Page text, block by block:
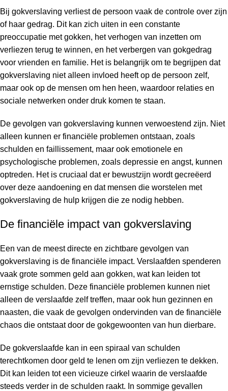
Bij gokverslaving verliest de persoon vaak de controle over zijn
of haar gedrag. Dit kan zich uiten in een constante
preoccupatie met gokken, het verhogen van inzetten om
verliezen terug te winnen, en het verbergen van gokgedrag
voor vrienden en familie. Het is belangrijk om te begrijpen dat
gokverslaving niet alleen invloed heeft op de persoon zelf,
maar ook op de mensen om hen heen, waardoor relaties en
sociale netwerken onder druk komen te staan.
De gevolgen van gokverslaving kunnen verwoestend zijn. Niet
alleen kunnen er financiële problemen ontstaan, zoals
schulden en faillissement, maar ook emotionele en
psychologische problemen, zoals depressie en angst, kunnen
optreden. Het is cruciaal dat er bewustzijn wordt gecreëerd
over deze aandoening en dat mensen die worstelen met
gokverslaving de hulp krijgen die ze nodig hebben.
De financiële impact van gokverslaving
Een van de meest directe en zichtbare gevolgen van
gokverslaving is de financiële impact. Verslaafden spenderen
vaak grote sommen geld aan gokken, wat kan leiden tot
ernstige schulden. Deze financiële problemen kunnen niet
alleen de verslaafde zelf treffen, maar ook hun gezinnen en
naasten, die vaak de gevolgen ondervinden van de financiële
chaos die ontstaat door de gokgewoonten van hun dierbare.
De gokverslaafde kan in een spiraal van schulden
terechtkomen door geld te lenen om zijn verliezen te dekken.
Dit kan leiden tot een vicieuze cirkel waarin de verslaafde
steeds verder in de schulden raakt. In sommige gevallen